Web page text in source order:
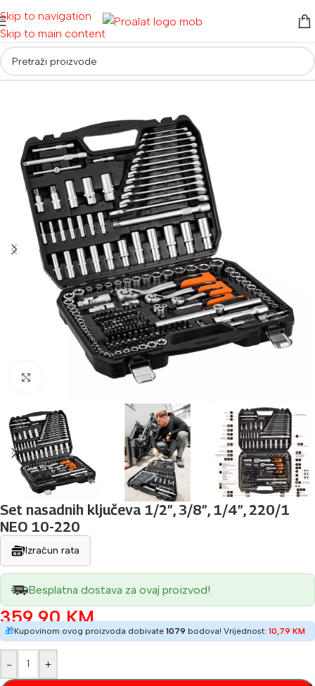
Skip to navigation
Skip to main content
Početna/ Auto i moto oprema
Povećaj sliku
Set nasadnih ključeva 1/2″, 3/8″, 1/4″, 220/1
NEO 10-220
Izračun rata
Besplatna dostava za ovaj proizvod!
359,90KM
🎁Kupovinom ovog proizvoda dobivate 1079 bodova! Vrijednost: 10,79 KM
- +